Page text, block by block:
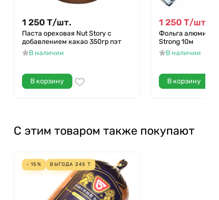
1 250 Т/шт.
Паста ореховая Nut Story c
добавлением какао 350гр пэт
В наличии
В корзину
1 250 Т/шт.
Фольга
Strong 10м
В наличии
В корзину
С этим товаром также покупают
- 15% ВЫГОДА 245 Т